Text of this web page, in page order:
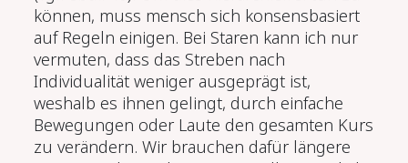
können, muss mensch sich konsensbasiert
auf Regeln einigen. Bei Staren kann ich nur
vermuten, dass das Streben nach
Individualität weniger ausgeprägt ist,
weshalb es ihnen gelingt, durch einfache
Bewe­gungen oder Laute den gesamten Kurs
zu verändern. Wir brauchen dafür längere